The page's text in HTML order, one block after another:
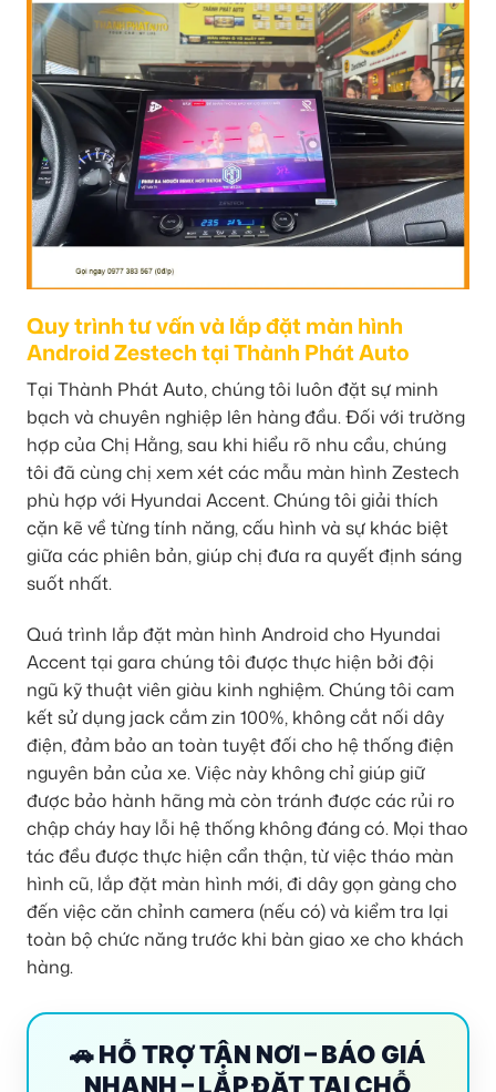
Quy trình tư vấn và lắp đặt màn hình
Android Zestech tại Thành Phát Auto
Tại Thành Phát Auto, chúng tôi luôn đặt sự minh
bạch và chuyên nghiệp lên hàng đầu. Đối với trường
hợp của Chị Hằng, sau khi hiểu rõ nhu cầu, chúng
tôi đã cùng chị xem xét các mẫu màn hình Zestech
phù hợp với Hyundai Accent. Chúng tôi giải thích
cặn kẽ về từng tính năng, cấu hình và sự khác biệt
giữa các phiên bản, giúp chị đưa ra quyết định sáng
suốt nhất.
Quá trình lắp đặt màn hình Android cho Hyundai
Accent tại gara chúng tôi được thực hiện bởi đội
ngũ kỹ thuật viên giàu kinh nghiệm. Chúng tôi cam
kết sử dụng jack cắm zin 100%, không cắt nối dây
điện, đảm bảo an toàn tuyệt đối cho hệ thống điện
nguyên bản của xe. Việc này không chỉ giúp giữ
được bảo hành hãng mà còn tránh được các rủi ro
chập cháy hay lỗi hệ thống không đáng có. Mọi thao
tác đều được thực hiện cẩn thận, từ việc tháo màn
hình cũ, lắp đặt màn hình mới, đi dây gọn gàng cho
đến việc căn chỉnh camera (nếu có) và kiểm tra lại
toàn bộ chức năng trước khi bàn giao xe cho khách
hàng.
🚗 HỖ TRỢ TẬN NƠI – BÁO GIÁ
NHANH – LẮP ĐẶT TẠI CHỖ